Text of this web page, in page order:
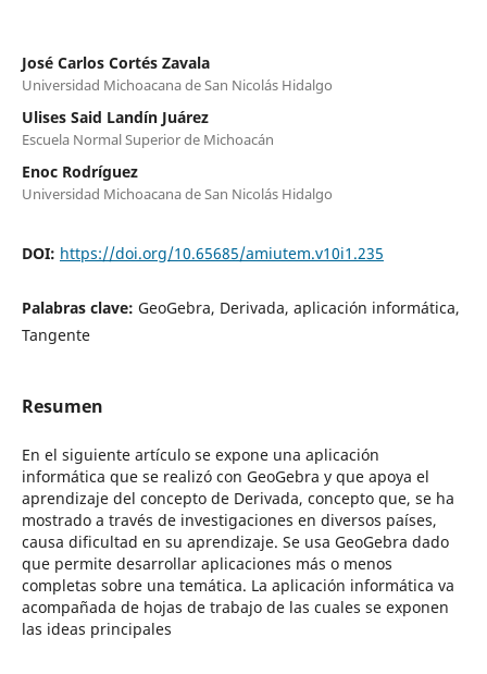
José Carlos Cortés Zavala
Universidad Michoacana de San Nicolás Hidalgo
Ulises Said Landín Juárez
Escuela Normal Superior de Michoacán
Enoc Rodríguez
Universidad Michoacana de San Nicolás Hidalgo
DOI: https://doi.org/10.65685/amiutem.v10i1.235
Palabras clave: GeoGebra, Derivada, aplicación informática,
Tangente
Resumen
En el siguiente artículo se expone una aplicación
informática que se realizó con GeoGebra y que apoya el
aprendizaje del concepto de Derivada, concepto que, se ha
mostrado a través de investigaciones en diversos países,
causa dificultad en su aprendizaje. Se usa GeoGebra dado
que permite desarrollar aplicaciones más o menos
completas sobre una temática. La aplicación informática va
acompañada de hojas de trabajo de las cuales se exponen
las ideas principales